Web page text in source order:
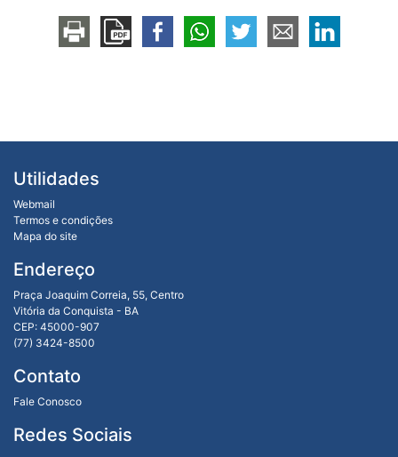
Utilidades
Webmail
Termos e condições
Mapa do site
Endereço
Praça Joaquim Correia, 55, Centro
Vitória da Conquista - BA
CEP: 45000-907
(77) 3424-8500
Contato
Fale Conosco
Redes Sociais